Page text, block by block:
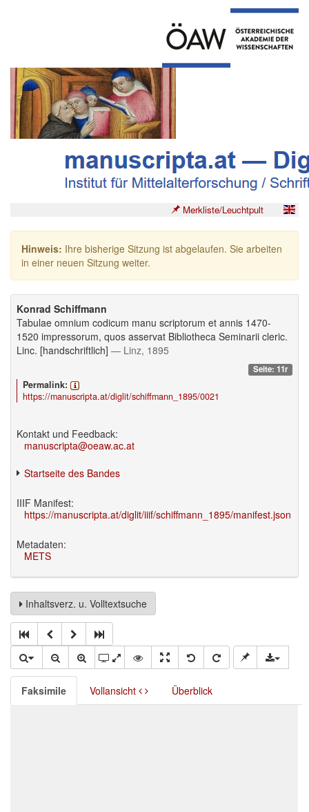
Merkliste/Leuchtpult
Hinweis: Ihre bisherige Sitzung ist abgelaufen. Sie arbeiten
in einer neuen Sitzung weiter.
Konrad Schiffmann
Tabulae omnium codicum manu scriptorum et annis 1470-
1520 impressorum, quos asservat Bibliotheca Seminarii cleric.
Linc. [handschriftlich] — Linz, 1895
Seite: 11r
Permalink:
https://manuscripta.at/diglit/schiffmann_1895/0021
Kontakt und Feedback:
manuscripta@oeaw.ac.at
Startseite des Bandes
IIIF Manifest:
https://manuscripta.at/diglit/iiif/schiffmann_1895/manifest.json
Metadaten:
METS
Inhaltsverz. u. Volltextsuche
Faksimile Vollansicht Überblick